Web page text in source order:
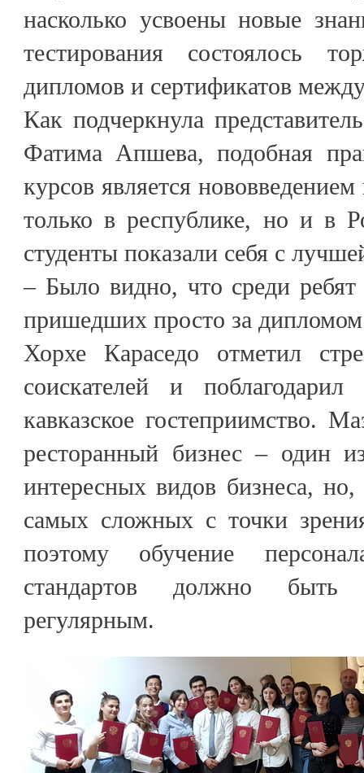
насколько усвоены новые
тестирования состоялось
дипломов и сертификатов
Как подчеркнула
Фатима Апшева, подобная
курсов является
только в республике, но и в
студенты показали себя с
– Было видно, что среди
пришедших просто за
Хорхе Караседо отметил
соискателей и
кавказское гостеприимство.
ресторанный бизнес – один
интересных видов бизнеса,
самых сложных с точки
поэтому обучение
стандартов должно быть
регулярным.